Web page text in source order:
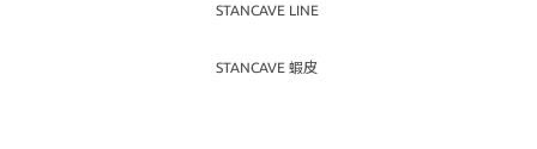
STANCAVE LINE
STANCAVE 蝦皮